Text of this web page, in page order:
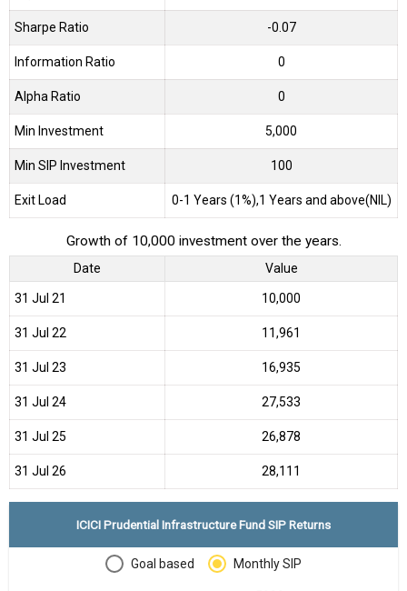
Sharpe Ratio -0.07
Information Ratio 0
Alpha Ratio 0
Min Investment 5,000
Min SIP Investment 100
Exit Load 0-1 Years (1%),1 Years and above(NIL)
Growth of 10,000 investment over the years.
Date Value
31 Jul 21 ₹10,000
31 Jul 22 ₹11,961
31 Jul 23 ₹16,935
31 Jul 24 ₹27,533
31 Jul 25 ₹26,878
31 Jul 26 ₹28,111
ICICI Prudential Infrastructure Fund SIP Returns
Goal based Monthly SIP